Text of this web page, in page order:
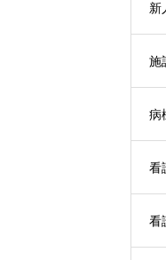
新
施
病
看
看